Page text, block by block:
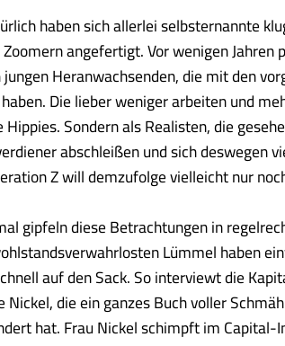
haben sich allerlei selbsternannte
angefertigt. Vor wenigen
Heranwachsenden, die mit den
Die lieber weniger arbeiten und
Hippies. Sondern als Realisten, die
abschleißen und sich deswegen
Z will demzufolge vielleicht nur
gipfeln diese Betrachtungen in
Lümmel haben
auf den Sack. So interviewt die
Nickel, die ein ganzes Buch voller
hat. Frau Nickel schimpft im Capital-